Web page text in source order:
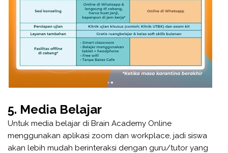
5. Media Belajar
Untuk media belajar di Brain Academy Online
menggunakan aplikasi zoom dan workplace, jadi siswa
akan lebih mudah berinteraksi dengan guru/tutor yang